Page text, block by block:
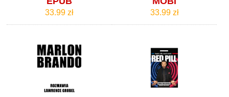
33.99 zł 33.99 zł